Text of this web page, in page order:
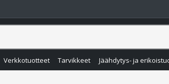
Verkkotuotteet Tarvikkeet Jäähdytys- ja